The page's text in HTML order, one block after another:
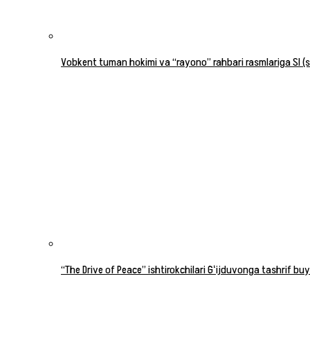
Vobkent tuman hokimi va “rayono” rahbari rasmlariga
“The Drive of Peace” ishtirokchilari Gʻijduvonga tashrif